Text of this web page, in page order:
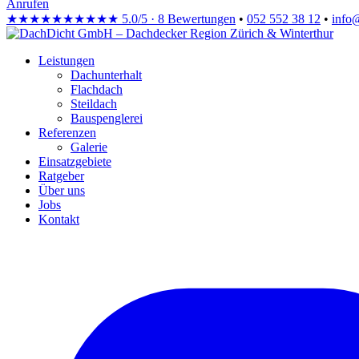
Anrufen
★★★★★★★★★★ 5.0/5 · 8 Bewertungen • 052 552 38 12 •
Leistungen
Dachunterhalt
Flachdach
Steildach
Bauspenglerei
Referenzen
Galerie
Einsatzgebiete
Ratgeber
Über uns
Jobs
Kontakt